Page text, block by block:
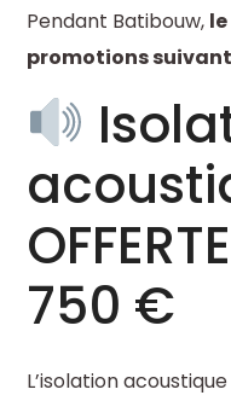
Pendant Batibouw,
promotions
750 €
L’isolation